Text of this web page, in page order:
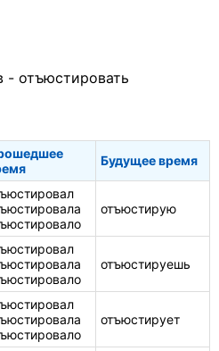
- отъюстировать
Будущее время
отъюстирую
отъюстируешь
отъюстирует